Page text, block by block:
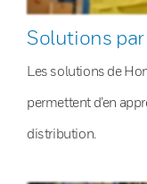
Solutions
Les solutions de
permettent d’en
distribution.